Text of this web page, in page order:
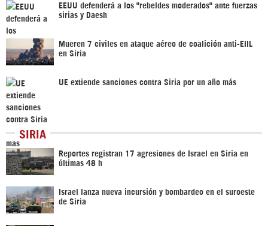
EEUU defenderá a los "rebeldes moderados" ante fuerzas
sirias y Daesh
Mueren 7 civiles en ataque aéreo de coalición anti-EIIL
en Siria
UE extiende sanciones contra Siria por un año más
SIRIA
Reportes registran 17 agresiones de Israel en Siria en
últimas 48 h
Israel lanza nueva incursión y bombardeo en el suroeste
de Siria